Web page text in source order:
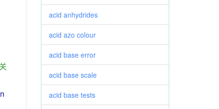
关
acid anhydrides
acid azo colour
acid base error
acid base scale
acid base tests